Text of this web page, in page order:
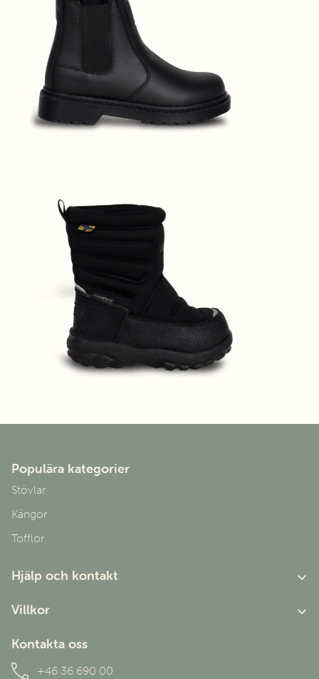
Viktor Black S33
220802-34
Viktor Black S34
220802-35
Viktor Black S35
220802-36
Viktor Black S36
220802-37
Viktor Black S37
220802-38
Viktor Black S38
Populära kategorier
Stövlar
Kängor
Tofflor
Hjälp och kontakt
Om oss
Villkor
Användarvillkor
Personuppgiftspolicy
Kontakta oss
+46 36 690 00